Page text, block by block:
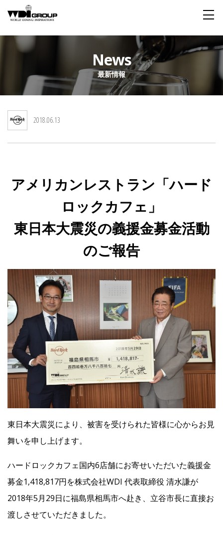
About WDI
WDI STANDARD
私たちが大切にするもの
Social Responsibility Sustainability
Restaurant
Wedding
IR
IR情報トップ 投資家の皆様へ コーポレート・ガバナンス
財務・業績情報 IRライブラリー 株式情報 電子公告 IRカレンダー
よくあるご質問 IRお問い合わせ 免責事項
Franchise
Recruit
Facebook
JP EN
News
最新情報
2018.06.13
アメリカンレストラン「ハード
ロックカフェ」
東日本大震災の義援金募金活動
のご報告
東日本大震災により、被害を受けられた皆様に心からお見
舞いを申し上げます。
ハードロックカフェ国内6店舗にお寄せいただいた義援金
募金1,418,817円を株式会社WDI 代表取締役 清水謙が
2018年5月29日に福島県相馬市へ赴き、立谷市長に直接お
渡しさせていただきました。